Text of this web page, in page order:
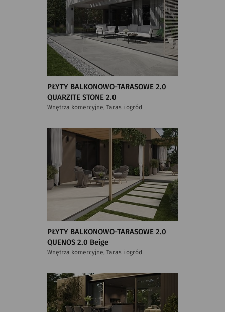
PŁYTY BALKONOWO-TARASOWE 2.0
QUARZITE STONE 2.0
Wnętrza komercyjne, Taras i ogród
PŁYTY BALKONOWO-TARASOWE 2.0
QUENOS 2.0 Beige
Wnętrza komercyjne, Taras i ogród